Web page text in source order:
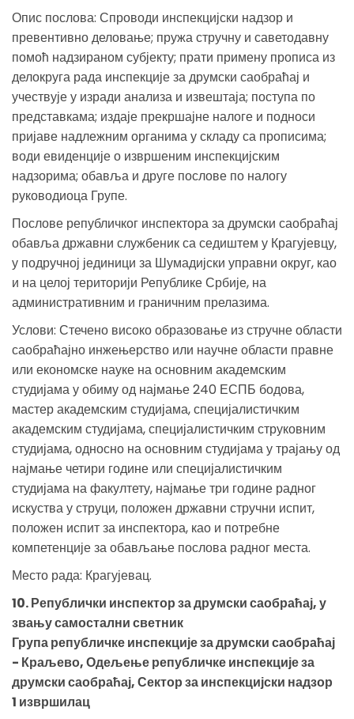
Опис послова: Спроводи инспекцијски надзор и
превентивно деловање; пружа стручну и саветодавну
помоћ надзираном субјекту; прати примену прописа из
делокруга рада инспекције за друмски саобраћај и
учествује у изради анализа и извештаја; поступа по
представкама; издаје прекршајне налоге и подноси
пријаве надлежним органима у складу са прописима;
води евиденције о извршеним инспекцијским
надзорима; обавља и друге послове по налогу
руководиоца Групе.
Послове републичког инспектора за друмски саобраћај
обавља државни службеник са седиштем у Крагујевцу,
у подручној јединици за Шумадијски управни округ, као
и на целој територији Републике Србије, на
административним и граничним прелазима.
Услови: Стечено високо образовање из стручне области
саобраћајно инжењерство или научне области правне
или економске науке на основним академским
студијама у обиму од најмање 240 ЕСПБ бодова,
мастер академским студијама, специјалистичким
академским студијама, специјалистичким струковним
студијама, односно на основним студијама у трајању од
најмање четири године или специјалистичким
студијама на факултету, најмање три године радног
искуства у струци, положен државни стручни испит,
положен испит за инспектора, као и потребне
компетенције за обављање послова радног места.
Место рада: Крагујевац.
10. Републички инспектор за друмски саобраћај, у
звању самостални светник
Група републичке инспекције за друмски саобраћај
- Краљево, Одељење републичке инспекције за
друмски саобраћај, Сектор за инспекцијски надзор
1 извршилац